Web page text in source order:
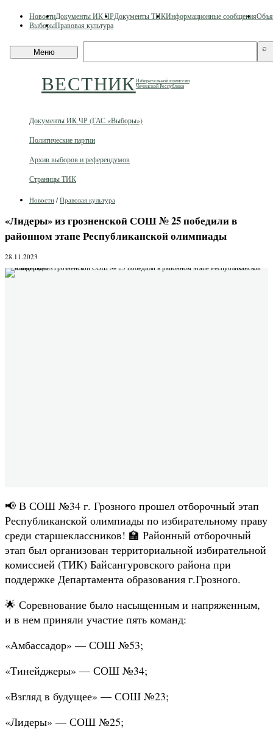
content
НовостиДокументы ИК ЧРДокументы ТИКИнформационные сообщения
ВыборыПравовая культура
Меню
ВЕСТНИКИзбирательной комиссии
Чеченской Республики
сайту
⌕
Документы ИК ЧР (ГАС «Выборы»)
Политические партии
Архив выборов и референдумов
Страницы ТИК
Новости / Правовая культура
«Лидеры» из грозненской СОШ № 25 победили в
районном этапе Республиканской олимпиады
28.11.2023
📢 В СОШ №34 г. Грозного прошел отборочный этап
Республиканской олимпиады по избирательному праву
среди старшеклассников! 🏫 Районный отборочный
этап был организован территориальной избирательной
комиссией (ТИК) Байсангуровского района при
поддержке Департамента образования г.Грозного.
🌟 Соревнование было насыщенным и напряженным,
и в нем приняли участие пять команд:
«Амбассадор» — СОШ №53;
«Тинейджеры» — СОШ №34;
«Взгляд в будущее» — СОШ №23;
«Лидеры» — СОШ №25;